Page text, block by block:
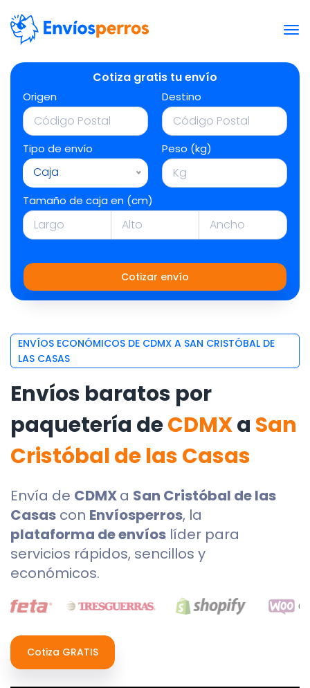
Cotiza gratis tu envío
Origen Destino
Tipo de envío
Caja
Peso (kg)
Tamaño de caja en (cm)
Cotizar envío
ENVÍOS ECONÓMICOS DE CDMX A SAN CRISTÓBAL DE
LAS CASAS
Envíos baratos por
paquetería deCDMXa San
Cristóbal de las Casas
Envía de CDMXa San Cristóbal de las
Casas con Envíosperros, la
plataforma de envíos líder para
servicios rápidos, sencillos y
económicos.
Cotiza GRATIS